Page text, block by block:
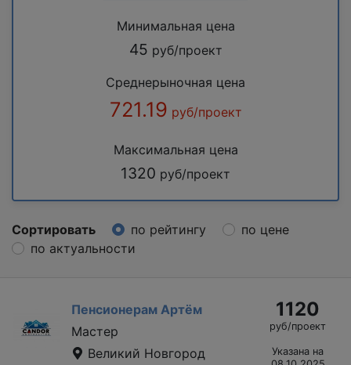
Минимальная цена
45 руб/проект
Среднерыночная цена
721.19 руб/проект
Максимальная цена
1320 руб/проект
Сортировать по рейтингу
по цене
по актуальности
Пенсионерам Артём
Мастер
Великий Новгород
1120
руб/проект
Указана на